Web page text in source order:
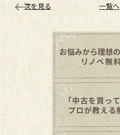
次を見る 一覧へ